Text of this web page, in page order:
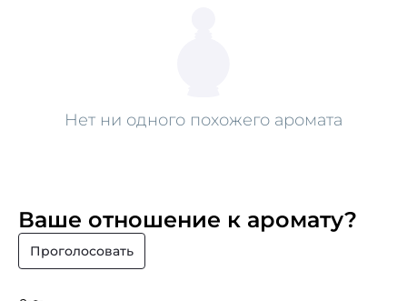
Нет ни одного похожего аромата
Ваше отношение к аромату?
Проголосовать